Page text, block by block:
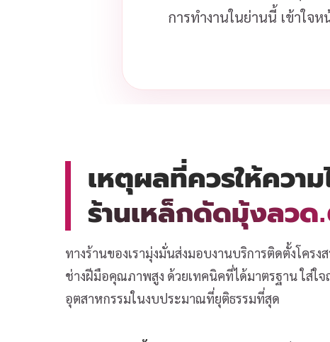
การทำงานในย่านนี้ เข้าใจ
เหตุผลที่ควรให้ความ
ร้านเหล็กดัดมุ้งลวด
ทางร้านของเรามุ่งมั่นส่งมอบงานบริการติดตั้งโคร
ช่างฝีมือคุณภาพสูง ด้วยเทคนิคที่ได้มาตรฐาน ใส่ใ
อุตสาหกรรมในงบประมาณที่ยุติธรรมที่สุด